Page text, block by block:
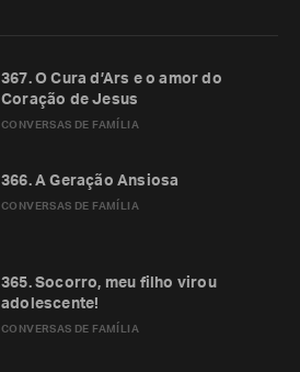
CONVERSAS DE FAMÍLIA
367. O Cura d’Ars e o amor do
Coração de Jesus
CONVERSAS DE FAMÍLIA
366. A Geração Ansiosa
CONVERSAS DE FAMÍLIA
365. Socorro, meu filho virou
adolescente!